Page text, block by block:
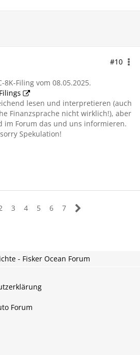
#10
Filing vom 08.05.2025.
lesen und interpretieren (auch
Finanzsprache nicht wirklich!), aber
im Forum das und uns informieren.
Spekulation!
3 4 5 6 7
- Fisker Ocean Forum
Forum